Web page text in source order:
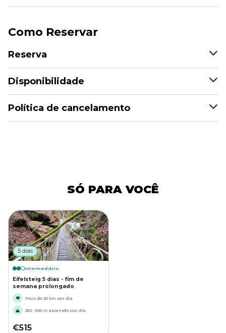
Como Reservar
Reserva
Disponibilidade
Política de cancelamento
SÓ PARA VOCÊ
5 dias
Intermediário
Eifelsteig 5 dias - fim de
semana prolongado
Mais de 20 km por dia
250 - 500 m ascensão por dia
€515